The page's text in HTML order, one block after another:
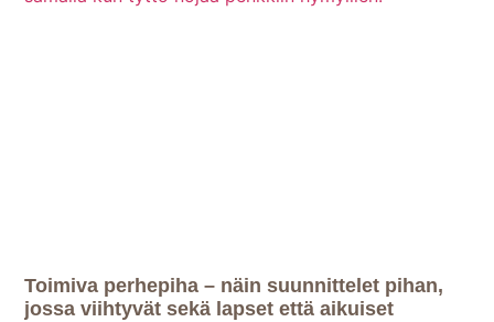
Toimiva perhepiha – näin suunnittelet pihan,
jossa viihtyvät sekä lapset että aikuiset